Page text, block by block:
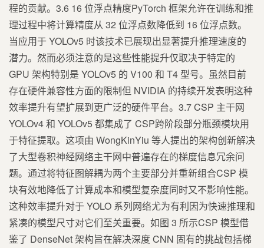
程的贡献。3.6 16 位浮点精度PyTorch 框架允许在训练和推
理过程中将计算精度从 32 位浮点数降低到 16 位浮点数。
当应用于 YOLOv5 时该技术已展现出显著提升推理速度的
潜力。然而必须注意的是这些性能提升仅取决于特定的
GPU 架构特别是 YOLOv5 的 V100 和 T4 型号。虽然目前
存在硬件兼容性方面的限制但 NVIDIA 的持续开发表明这种
效率提升有望扩展到更广泛的硬件平台。3.7 CSP 主干网
YOLOv4 和 YOLOv5 都集成了 CSP跨阶段部分瓶颈模块用
于特征提取。这项由 WongKinYiu 等人提出的架构创新解决
了大型卷积神经网络主干网中普遍存在的梯度信息冗余问
题。通过将特征图解耦为两个主要部分并重新组合CSP 模
块有效地降低了计算成本和模型复杂度同时又不影响性能。
这种效率提升对于 YOLO 系列网络尤为有利因为快速推理和
紧凑的模型尺寸对它们至关重要。如图 3 所示CSP 模型借
鉴了 DenseNet 架构旨在解决深度 CNN 固有的挑战包括梯